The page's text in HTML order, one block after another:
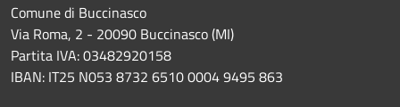
Comune di Buccinasco
Via Roma, 2 - 20090 Buccinasco (MI)
Partita IVA: 03482920158
IBAN: IT25 N053 8732 6510 0004 9495 863